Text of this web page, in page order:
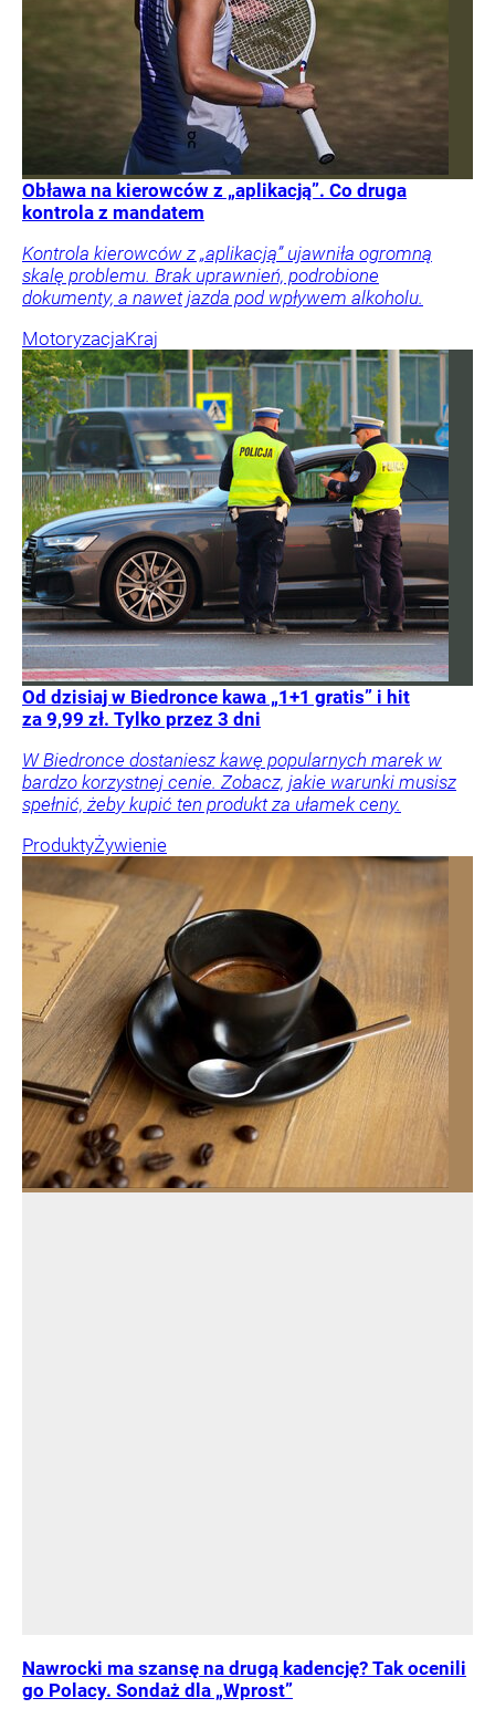
Obława na kierowców z „aplikacją”. Co druga
kontrola z mandatem
Kontrola kierowców z „aplikacją” ujawniła ogromną
skalę problemu. Brak uprawnień, podrobione
dokumenty, a nawet jazda pod wpływem alkoholu.
MotoryzacjaKraj
Od dzisiaj w Biedronce kawa „1+1 gratis” i hit
za 9,99 zł. Tylko przez 3 dni
W Biedronce dostaniesz kawę popularnych marek w
bardzo korzystnej cenie. Zobacz, jakie warunki musisz
spełnić, żeby kupić ten produkt za ułamek ceny.
ProduktyŻywienie
Nawrocki ma szansę na drugą kadencję? Tak ocenili
go Polacy. Sondaż dla „Wprost”